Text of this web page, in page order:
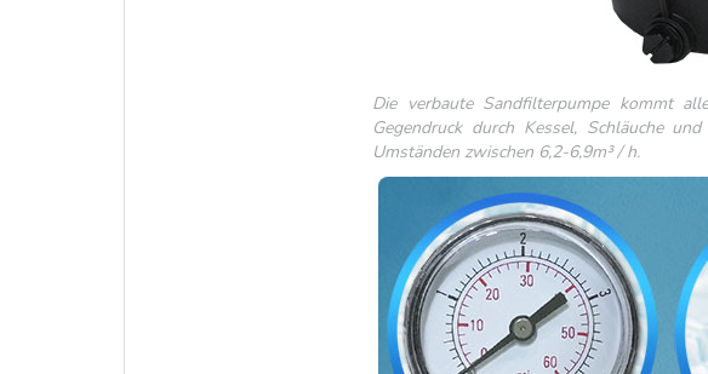
Die verbaute Sandfilterpumpe kommt
Gegendruck durch Kessel, Schläuche
Umständen zwischen 6,2-6,9m³ / h.